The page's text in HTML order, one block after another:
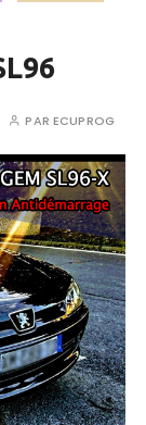
PARECUPROG